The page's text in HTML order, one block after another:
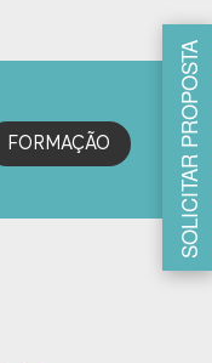
SOLICITAR PROPOSTA
FORMAÇÃO